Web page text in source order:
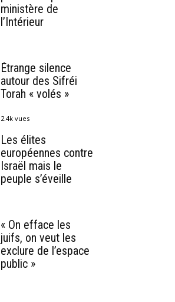
ministère de
l’Intérieur
Étrange silence
autour des Sifréi
Torah « volés »
2.4k vues
Les élites
européennes contre
Israël mais le
peuple s’éveille
« On efface les
juifs, on veut les
exclure de l’espace
public »